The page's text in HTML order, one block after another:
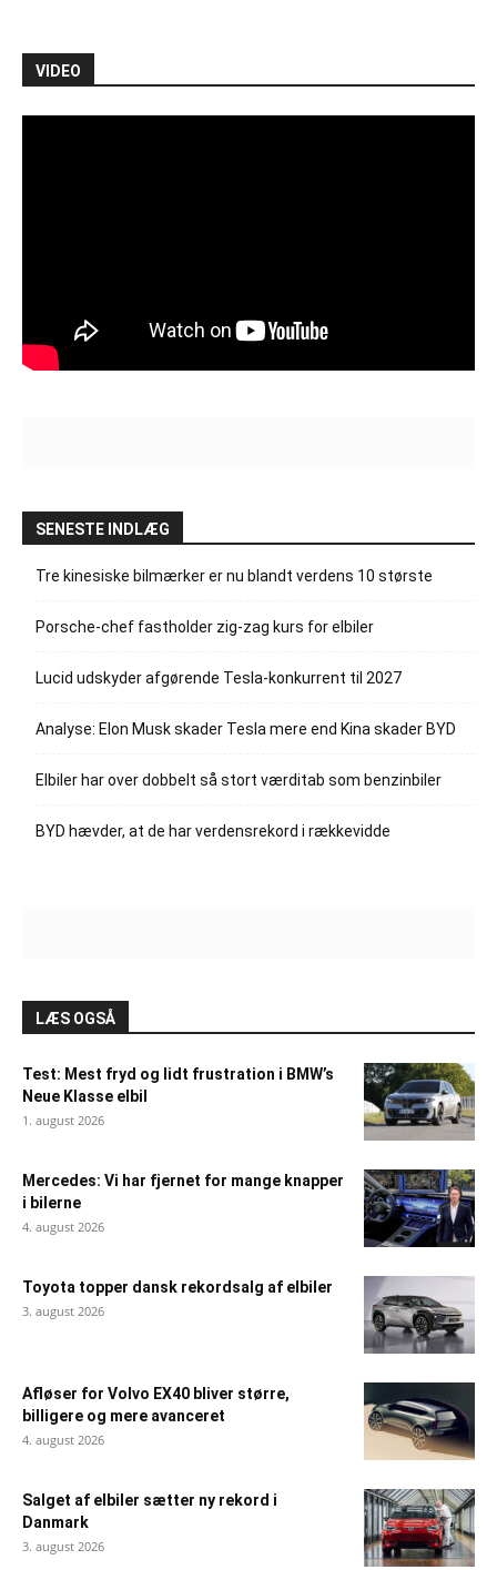
VIDEO
SENESTE INDLÆG
Tre kinesiske bilmærker er nu blandt verdens 10 største
Porsche-chef fastholder zig-zag kurs for elbiler
Lucid udskyder afgørende Tesla-konkurrent til 2027
Analyse: Elon Musk skader Tesla mere end Kina skader BYD
Elbiler har over dobbelt så stort værditab som benzinbiler
BYD hævder, at de har verdensrekord i rækkevidde
LÆS OGSÅ
Test: Mest fryd og lidt frustration i BMW’s
Neue Klasse elbil
1. august 2026
Mercedes: Vi har fjernet for mange knapper
i bilerne
4. august 2026
Toyota topper dansk rekordsalg af elbiler
3. august 2026
Afløser for Volvo EX40 bliver større,
billigere og mere avanceret
4. august 2026
Salget af elbiler sætter ny rekord i
Danmark
3. august 2026